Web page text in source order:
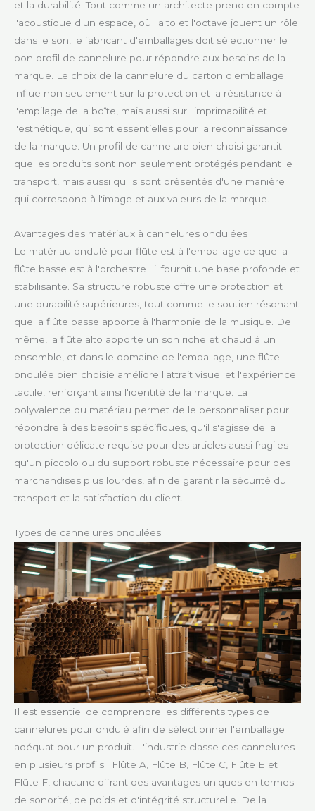
et la durabilité. Tout comme un architecte prend en compte
l'acoustique d'un espace, où l'alto et l'octave jouent un rôle
dans le son, le fabricant d'emballages doit sélectionner le
bon profil de cannelure pour répondre aux besoins de la
marque. Le choix de la cannelure du carton d'emballage
influe non seulement sur la protection et la résistance à
l'empilage de la boîte, mais aussi sur l'imprimabilité et
l'esthétique, qui sont essentielles pour la reconnaissance
de la marque. Un profil de cannelure bien choisi garantit
que les produits sont non seulement protégés pendant le
transport, mais aussi qu'ils sont présentés d'une manière
qui correspond à l'image et aux valeurs de la marque.
Avantages des matériaux à cannelures ondulées
Le matériau ondulé pour flûte est à l'emballage ce que la
flûte basse est à l'orchestre : il fournit une base profonde et
stabilisante. Sa structure robuste offre une protection et
une durabilité supérieures, tout comme le soutien résonant
que la flûte basse apporte à l'harmonie de la musique. De
même, la flûte alto apporte un son riche et chaud à un
ensemble, et dans le domaine de l'emballage, une flûte
ondulée bien choisie améliore l'attrait visuel et l'expérience
tactile, renforçant ainsi l'identité de la marque. La
polyvalence du matériau permet de le personnaliser pour
répondre à des besoins spécifiques, qu'il s'agisse de la
protection délicate requise pour des articles aussi fragiles
qu'un piccolo ou du support robuste nécessaire pour des
marchandises plus lourdes, afin de garantir la sécurité du
transport et la satisfaction du client.
Types de cannelures ondulées
Il est essentiel de comprendre les différents types de
cannelures pour ondulé afin de sélectionner l'emballage
adéquat pour un produit. L'industrie classe ces cannelures
en plusieurs profils : Flûte A, Flûte B, Flûte C, Flûte E et
Flûte F, chacune offrant des avantages uniques en termes
de sonorité, de poids et d'intégrité structurelle. De la